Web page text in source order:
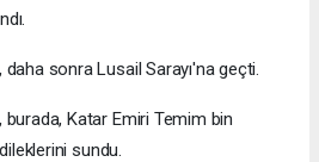
sonra Lusail Sarayı'na geçti.
burada, Katar Emiri Temim bin
sundu.